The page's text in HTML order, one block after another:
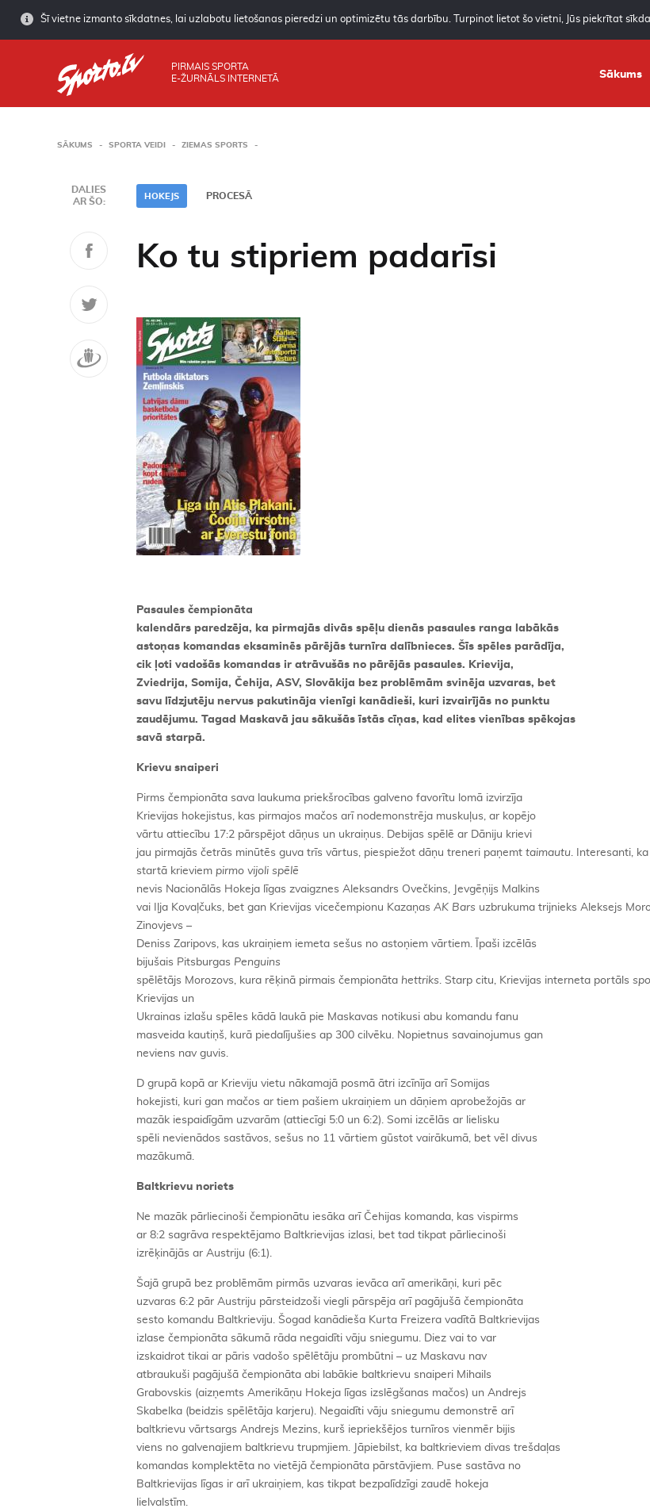
Šī vietne izmanto sīkdatnes, lai uzlabotu lietošanas pieredzi un optimizētu tās darbību. Turpinot lietot šo vietni, Jūs piekrītat
PIRMAIS SPORTA
E-ŽURNĀLS INTERNETĀ
Sākums
SĀKUMS SPORTA VEIDI ZIEMAS SPORTS
DALIES
AR ŠO:
HOKEJS PROCESĀ
Ko tu stipriem padarīsi
Pasaules čempionāta
kalendārs paredzēja, ka pirmajās divās spēļu dienās pasaules ranga labākās
astoņas komandas eksaminēs pārējās turnīra dalībnieces. Šīs spēles parādīja,
cik ļoti vadošās komandas ir atrāvušās no pārējās pasaules. Krievija,
Zviedrija, Somija, Čehija, ASV, Slovākija bez problēmām svinēja uzvaras, bet
savu līdzjutēju nervus pakutināja vienīgi kanādieši, kuri izvairījās no punktu
zaudējumu. Tagad Maskavā jau sākušās īstās cīņas, kad elites vienības spēkojas
savā starpā.
Krievu snaiperi
Pirms čempionāta sava laukuma priekšrocības galveno favorītu lomā izvirzīja
Krievijas hokejistus, kas pirmajos mačos arī nodemonstrēja muskuļus, ar kopējo
vārtu attiecību 17:2 pārspējot dāņus un ukraiņus. Debijas spēlē ar Dāniju krievi
jau pirmajās četrās minūtēs guva trīs vārtus, piespiežot dāņu treneri paņemt taimautu. Interesanti,
startā krieviem pirmo vijoli spēlē
nevis Nacionālās Hokeja līgas zvaigznes Aleksandrs Ovečkins, Jevgēņijs Malkins
vai Iļja Kovaļčuks, bet gan Krievijas vicečempionu Kazaņas AK Bars uzbrukuma trijnieks Aleksejs
Zinovjevs –
Deniss Zaripovs, kas ukraiņiem iemeta sešus no astoņiem vārtiem. Īpaši izcēlās
bijušais Pitsburgas Penguins
spēlētājs Morozovs, kura rēķinā pirmais čempionāta hettriks. Starp citu, Krievijas interneta portāls
Krievijas un
Ukrainas izlašu spēles kādā laukā pie Maskavas notikusi abu komandu fanu
masveida kautiņš, kurā piedalījušies ap 300 cilvēku. Nopietnus savainojumus gan
neviens nav guvis.
D grupā kopā ar Krieviju vietu nākamajā posmā ātri izcīnīja arī Somijas
hokejisti, kuri gan mačos ar tiem pašiem ukraiņiem un dāņiem aprobežojās ar
mazāk iespaidīgām uzvarām (attiecīgi 5:0 un 6:2). Somi izcēlās ar lielisku
spēli nevienādos sastāvos, sešus no 11 vārtiem gūstot vairākumā, bet vēl divus
mazākumā.
Baltkrievu noriets
Ne mazāk pārliecinoši čempionātu iesāka arī Čehijas komanda, kas vispirms
ar 8:2 sagrāva respektējamo Baltkrievijas izlasi, bet tad tikpat pārliecinoši
izrēķinājās ar Austriju (6:1).
Šajā grupā bez problēmām pirmās uzvaras ievāca arī amerikāņi, kuri pēc
uzvaras 6:2 pār Austriju pārsteidzoši viegli pārspēja arī pagājušā čempionāta
sesto komandu Baltkrieviju. Šogad kanādieša Kurta Freizera vadītā Baltkrievijas
izlase čempionāta sākumā rāda negaidīti vāju sniegumu. Diez vai to var
izskaidrot tikai ar pāris vadošo spēlētāju prombūtni – uz Maskavu nav
atbraukuši pagājušā čempionāta abi labākie baltkrievu snaiperi Mihails
Grabovskis (aizņemts Amerikāņu Hokeja līgas izslēgšanas mačos) un Andrejs
Skabelka (beidzis spēlētāja karjeru). Negaidīti vāju sniegumu demonstrē arī
baltkrievu vārtsargs Andrejs Mezins, kurš iepriekšējos turnīros vienmēr bijis
viens no galvenajiem baltkrievu trupmjiem. Jāpiebilst, ka baltkrieviem divas trešdaļas
komandas komplektēta no vietējā čempionāta pārstāvjiem. Puse sastāva no
Baltkrievijas līgas ir arī ukraiņiem, kas tikpat bezpalīdzīgi zaudē hokeja
lielvalstīm.